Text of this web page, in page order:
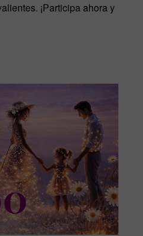
¡Participa ahora y